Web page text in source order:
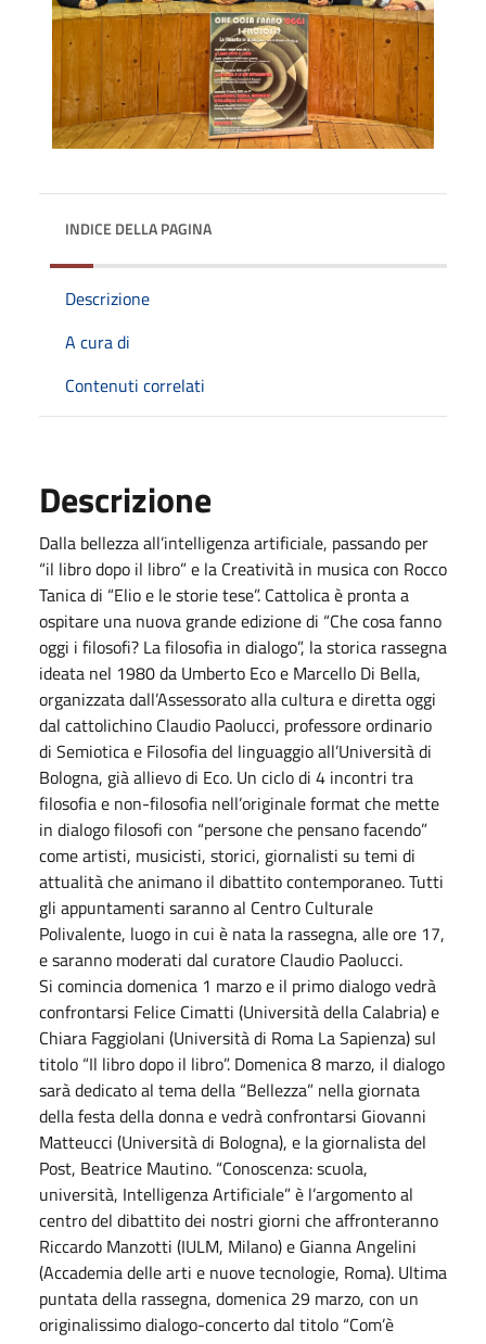
INDICE DELLA PAGINA
Descrizione
A cura di
Contenuti correlati
Descrizione
Dalla bellezza all’intelligenza artificiale, passando per
“il libro dopo il libro” e la Creatività in musica con Rocco
Tanica di “Elio e le storie tese”. Cattolica è pronta a
ospitare una nuova grande edizione di “Che cosa fanno
oggi i filosofi? La filosofia in dialogo”, la storica rassegna
ideata nel 1980 da Umberto Eco e Marcello Di Bella,
organizzata dall’Assessorato alla cultura e diretta oggi
dal cattolichino Claudio Paolucci, professore ordinario
di Semiotica e Filosofia del linguaggio all’Università di
Bologna, già allievo di Eco. Un ciclo di 4 incontri tra
filosofia e non-filosofia nell’originale format che mette
in dialogo filosofi con “persone che pensano facendo”
come artisti, musicisti, storici, giornalisti su temi di
attualità che animano il dibattito contemporaneo. Tutti
gli appuntamenti saranno al Centro Culturale
Polivalente, luogo in cui è nata la rassegna, alle ore 17,
e saranno moderati dal curatore Claudio Paolucci.
Si comincia domenica 1 marzo e il primo dialogo vedrà
confrontarsi Felice Cimatti (Università della Calabria) e
Chiara Faggiolani (Università di Roma La Sapienza) sul
titolo “Il libro dopo il libro”. Domenica 8 marzo, il dialogo
sarà dedicato al tema della “Bellezza” nella giornata
della festa della donna e vedrà confrontarsi Giovanni
Matteucci (Università di Bologna), e la giornalista del
Post, Beatrice Mautino. “Conoscenza: scuola,
università, Intelligenza Artificiale” è l’argomento al
centro del dibattito dei nostri giorni che affronteranno
Riccardo Manzotti (IULM, Milano) e Gianna Angelini
(Accademia delle arti e nuove tecnologie, Roma). Ultima
puntata della rassegna, domenica 29 marzo, con un
originalissimo dialogo-concerto dal titolo “Com’è